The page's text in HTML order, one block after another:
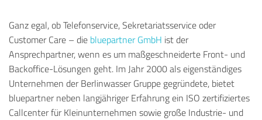
Ganz egal, ob Telefonservice, Sekretariatsservice oder
Customer Care – die bluepartner GmbH ist der
Ansprechpartner, wenn es um maßgeschneiderte Front- und
Backoffice-Lösungen geht. Im Jahr 2000 als eigenständiges
Unternehmen der Berlinwasser Gruppe gegründete, bietet
bluepartner neben langjähriger Erfahrung ein ISO zertifiziertes
Callcenter für Kleinunternehmen sowie große Industrie- und